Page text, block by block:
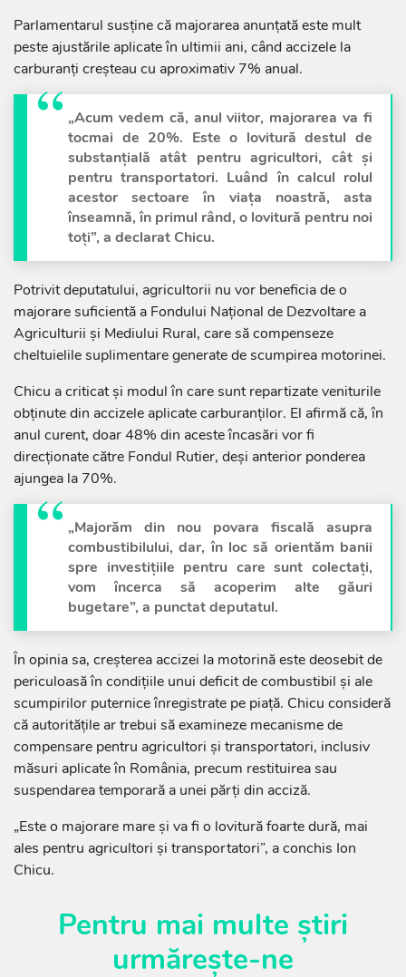
Parlamentarul susține că majorarea anunțată este mult
peste ajustările aplicate în ultimii ani, când accizele la
carburanți creșteau cu aproximativ 7% anual.
„Acum vedem că, anul viitor, majorarea va fi
tocmai de 20%. Este o lovitură destul de
substanțială atât pentru agricultori, cât și
pentru transportatori. Luând în calcul rolul
acestor sectoare în viața noastră, asta
înseamnă, în primul rând, o lovitură pentru noi
toți”, a declarat Chicu.
Potrivit deputatului, agricultorii nu vor beneficia de o
majorare suficientă a Fondului Național de Dezvoltare a
Agriculturii și Mediului Rural, care să compenseze
cheltuielile suplimentare generate de scumpirea motorinei.
Chicu a criticat și modul în care sunt repartizate veniturile
obținute din accizele aplicate carburanților. El afirmă că, în
anul curent, doar 48% din aceste încasări vor fi
direcționate către Fondul Rutier, deși anterior ponderea
ajungea la 70%.
„Majorăm din nou povara fiscală asupra
combustibilului, dar, în loc să orientăm banii
spre investițiile pentru care sunt colectați,
vom încerca să acoperim alte găuri
bugetare”, a punctat deputatul.
În opinia sa, creșterea accizei la motorină este deosebit de
periculoasă în condițiile unui deficit de combustibil și ale
scumpirilor puternice înregistrate pe piață. Chicu consideră
că autoritățile ar trebui să examineze mecanisme de
compensare pentru agricultori și transportatori, inclusiv
măsuri aplicate în România, precum restituirea sau
suspendarea temporară a unei părți din acciză.
„Este o majorare mare și va fi o lovitură foarte dură, mai
ales pentru agricultori și transportatori”, a conchis Ion
Chicu.
Pentru mai multe știri
urmărește-ne